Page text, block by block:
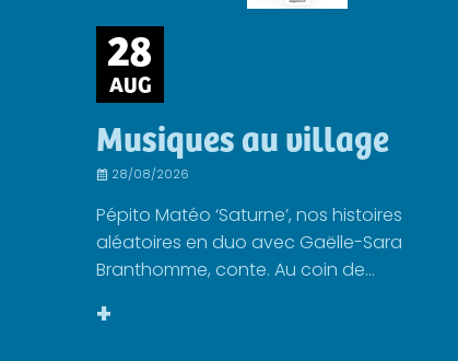
28
AUG
Musiques au village
28/08/2026
Pépito Matéo ‘Saturne’, nos histoires
aléatoires en duo avec Gaëlle-Sara
Branthomme, conte. Au coin de...
+